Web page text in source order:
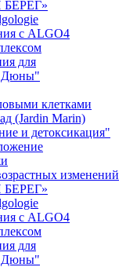
с ALGO4
для
"Дюны"
клетками
(Jardin Marin)
и детоксикация"
изменений
с ALGO4
для
"Дюны"